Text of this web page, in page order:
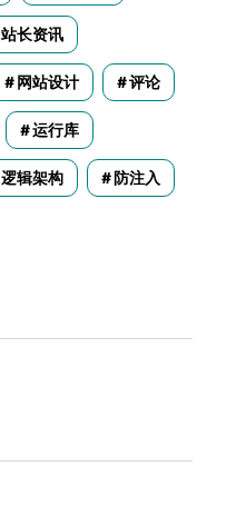
站长资讯
网站设计 评论
运行库
逻辑架构 防注入